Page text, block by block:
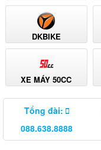
DKBIKE
XE MÁY 50CC
Tổng đài:
088.638.8888